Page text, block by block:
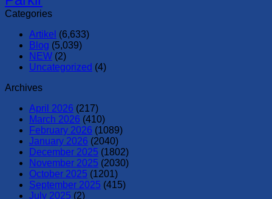
Categories
Artikel (6,633)
Blog (5,039)
NEW (2)
Uncategorized (4)
Archives
April 2026 (217)
March 2026 (410)
February 2026 (1089)
January 2026 (2040)
December 2025 (1802)
November 2025 (2030)
October 2025 (1201)
September 2025 (415)
July 2025 (2)